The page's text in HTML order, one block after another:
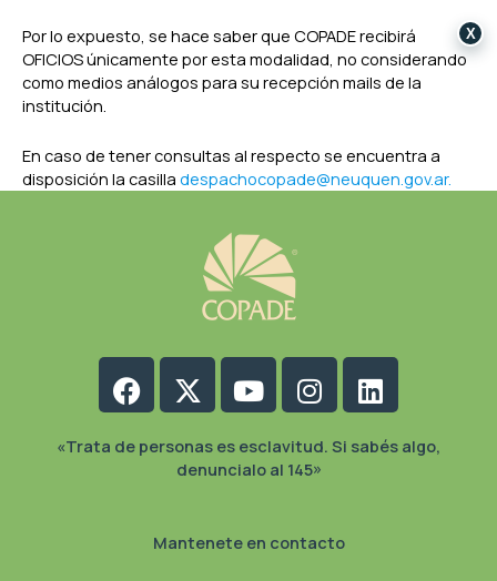
Por lo expuesto, se hace saber que COPADE recibirá
OFICIOS únicamente por esta modalidad, no considerando
como medios análogos para su recepción mails de la
institución.
En caso de tener consultas al respecto se encuentra a
disposición la casilla despachocopade@neuquen.gov.ar.
Facebook
X-
twitter
YoutubeInstagram
Linkedin
«Trata de personas es esclavitud. Si sabés algo,
denuncialo al 145»
Mantenete en contacto
X